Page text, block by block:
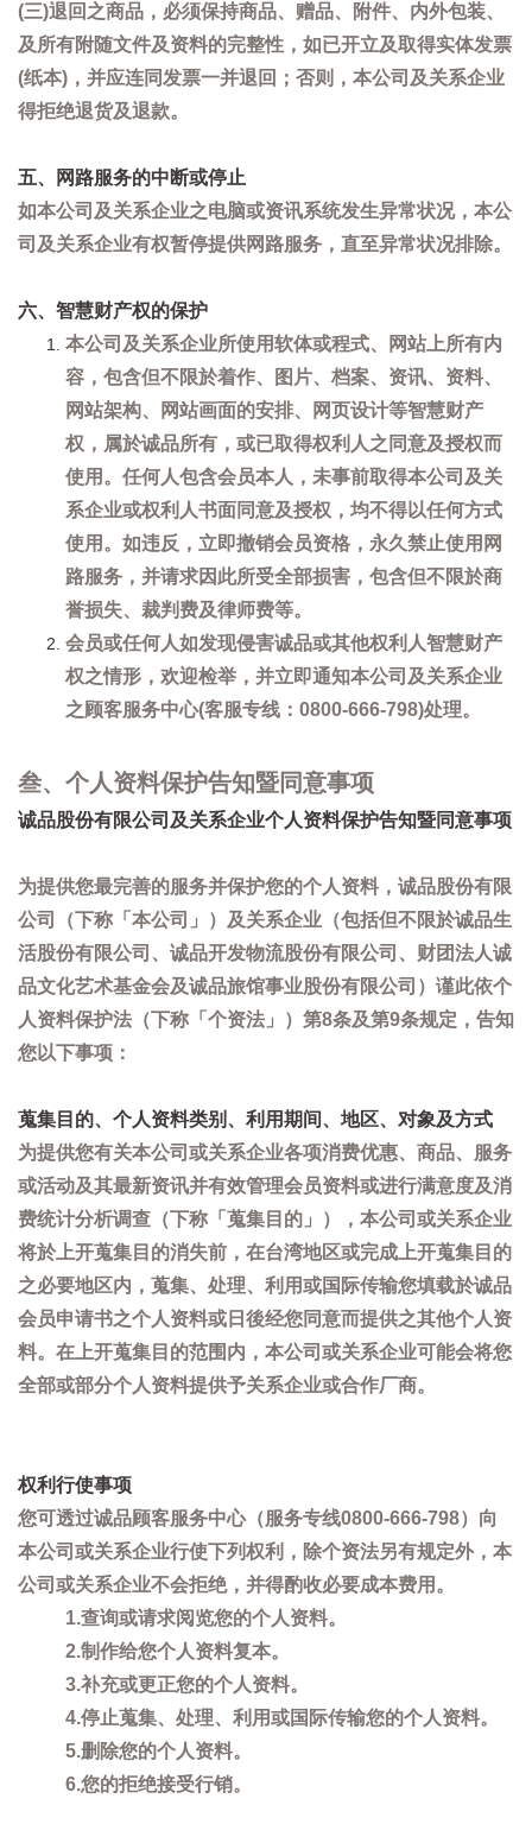
(三)退回之商品，必须保持商品、赠品、附件、内外包装、
及所有附随文件及资料的完整性，如已开立及取得实体发票
(纸本)，并应连同发票一并退回；否则，本公司及关系企业
得拒绝退货及退款。
五、网路服务的中断或停止
如本公司及关系企业之电脑或资讯系统发生异常状况，本公
司及关系企业有权暂停提供网路服务，直至异常状况排除。
六、智慧财产权的保护
本公司及关系企业所使用软体或程式、网站上所有内
容，包含但不限於着作、图片、档案、资讯、资料、
网站架构、网站画面的安排、网页设计等智慧财产
权，属於诚品所有，或已取得权利人之同意及授权而
使用。任何人包含会员本人，未事前取得本公司及关
系企业或权利人书面同意及授权，均不得以任何方式
使用。如违反，立即撤销会员资格，永久禁止使用网
路服务，并请求因此所受全部损害，包含但不限於商
誉损失、裁判费及律师费等。
会员或任何人如发现侵害诚品或其他权利人智慧财产
权之情形，欢迎检举，并立即通知本公司及关系企业
之顾客服务中心(客服专线：0800-666-798)处理。
叁、个人资料保护告知暨同意事项
诚品股份有限公司及关系企业个人资料保护告知暨同意事项
为提供您最完善的服务并保护您的个人资料，诚品股份有限
公司（下称「本公司」）及关系企业（包括但不限於诚品生
活股份有限公司、诚品开发物流股份有限公司、财团法人诚
品文化艺术基金会及诚品旅馆事业股份有限公司）谨此依个
人资料保护法（下称「个资法」）第8条及第9条规定，告知
您以下事项：
蒐集目的、个人资料类别、利用期间、地区、对象及方式
为提供您有关本公司或关系企业各项消费优惠、商品、服务
或活动及其最新资讯并有效管理会员资料或进行满意度及消
费统计分析调查（下称「蒐集目的」），本公司或关系企业
将於上开蒐集目的消失前，在台湾地区或完成上开蒐集目的
之必要地区内，蒐集、处理、利用或国际传输您填载於诚品
会员申请书之个人资料或日後经您同意而提供之其他个人资
料。在上开蒐集目的范围内，本公司或关系企业可能会将您
全部或部分个人资料提供予关系企业或合作厂商。
权利行使事项
您可透过诚品顾客服务中心（服务专线0800-666-798）向
本公司或关系企业行使下列权利，除个资法另有规定外，本
公司或关系企业不会拒绝，并得酌收必要成本费用。
1.查询或请求阅览您的个人资料。
2.制作给您个人资料复本。
3.补充或更正您的个人资料。
4.停止蒐集、处理、利用或国际传输您的个人资料。
5.删除您的个人资料。
6.您的拒绝接受行销。